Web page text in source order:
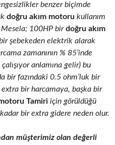
benzer biçimde
doğru akım motoru kullanım
100HP birdoğru akım
şebekeden elektrik alarak
zamanının % 85’inde
anlamına gelir) bu
bir fazındaki 0.5 ohm’luk bir
bir harcamaya, başka bir
Tamiri için görüldüğü
bir extra gidere neden olur.
müşterimiz olan değerli